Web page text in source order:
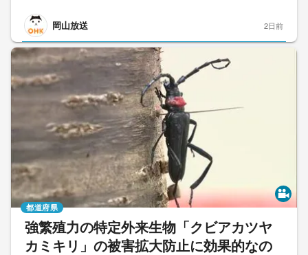
岡山放送 2日前
強繁殖力の特定外来生物「クビアカツヤ
カミキリ」の被害拡大防止に効果的なの
都道府県